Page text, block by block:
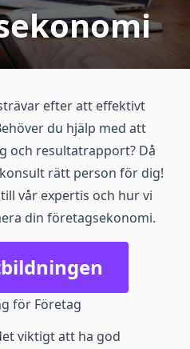
efter att effektivt
du hjälp med att
och resultatrapport? Då
rätt person för dig!
vår expertis och hur vi
din företagsekonomi.
för Företag
viktigt att ha god